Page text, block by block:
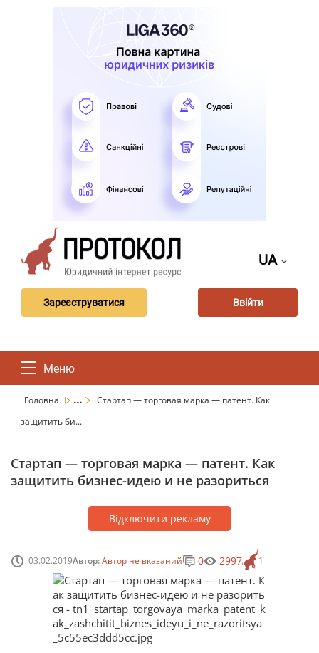
UA
Зареєструватися Ввійти
Меню
Головна ...
Стартап — торговая марка — патент. Как
защитить би...
Стартап — торговая марка — патент. Как
защитить бизнес-идею и не разориться
Відключити рекламу
03.02.2019Автор:Автор не вказаний 1
0 2997